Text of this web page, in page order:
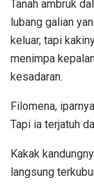
Tanah ambruk
lubang galian
keluar, tapi
menimpa
kesadaran.
Filomena,
Tapi ia terjatuh
Kakak
langsung